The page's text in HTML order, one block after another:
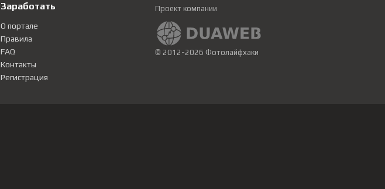
Заработать
О портале
Правила
FAQ
Контакты
Регистрация
Проект компании
© 2012-2026 Фотолайфхаки